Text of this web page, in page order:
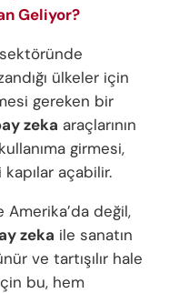
Geliyor?
ülkeler için
gereken bir
zeka araçlarının
girmesi,
açabilir.
Amerika’da değil,
zeka ile sanatın
ve tartışılır hale
bu, hem